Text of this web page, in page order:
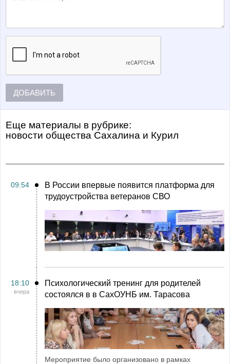
ДОБАВИТЬ
Еще материалы в рубрике:
Новости общества Сахалина и Курил
09:54
В России впервые появится платформа для
трудоустройства ветеранов СВО
18:10
вчера
Психологический тренинг для родителей
состоялся в в СахОУНБ им. Тарасова
Мероприятие было организовано в рамках